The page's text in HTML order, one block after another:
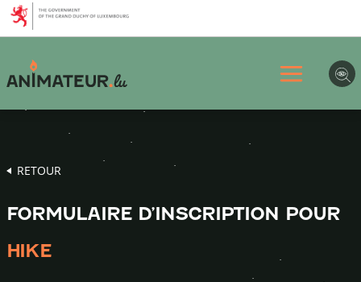
Aller
au
menu
principal
Aller
au
contenu
Aller
au
pied
page
RETOUR
FORMULAIRE D’INSCRIPTION POUR
HIKE